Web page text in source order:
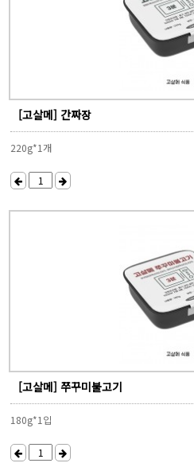
[고살메] 간짜장
220g*1개
[고살메] 쭈꾸미불고기
180g*1입